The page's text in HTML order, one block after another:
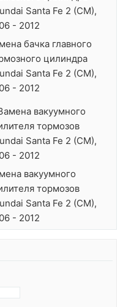
бачка главного
цилиндра
Santa Fe 2 (CM),
- 2012
вакуумного
тормозов
Santa Fe 2 (CM),
- 2012